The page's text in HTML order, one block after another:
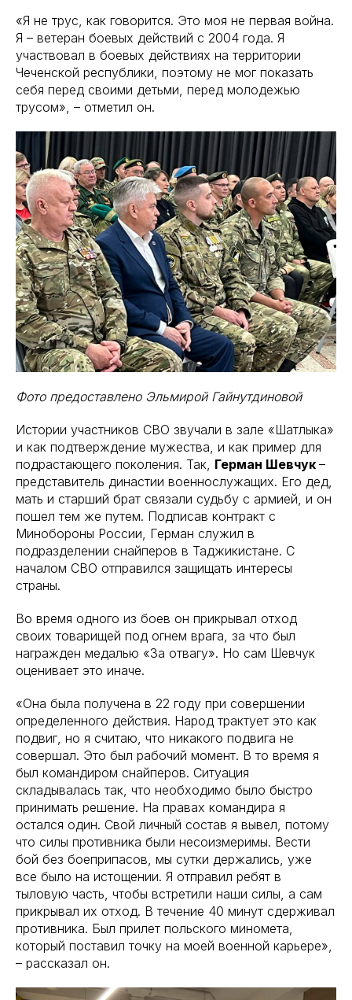
«Я не трус, как говорится. Это моя не первая война.
Я – ветеран боевых действий с 2004 года. Я
участвовал в боевых действиях на территории
Чеченской республики, поэтому не мог показать
себя перед своими детьми, перед молодежью
трусом», – отметил он.
Фото предоставлено Эльмирой Гайнутдиновой
Истории участников СВО звучали в зале «Шатлыка»
и как подтверждение мужества, и как пример для
подрастающего поколения. Так, Герман Шевчук –
представитель династии военнослужащих. Его дед,
мать и старший брат связали судьбу с армией, и он
пошел тем же путем. Подписав контракт с
Минобороны России, Герман служил в
подразделении снайперов в Таджикистане. С
началом СВО отправился защищать интересы
страны.
Во время одного из боев он прикрывал отход
своих товарищей под огнем врага, за что был
награжден медалью «За отвагу». Но сам Шевчук
оценивает это иначе.
«Она была получена в 22 году при совершении
определенного действия. Народ трактует это как
подвиг, но я считаю, что никакого подвига не
совершал. Это был рабочий момент. В то время я
был командиром снайперов. Ситуация
складывалась так, что необходимо было быстро
принимать решение. На правах командира я
остался один. Свой личный состав я вывел, потому
что силы противника были несоизмеримы. Вести
бой без боеприпасов, мы сутки держались, уже
все было на истощении. Я отправил ребят в
тыловую часть, чтобы встретили наши силы, а сам
прикрывал их отход. В течение 40 минут сдерживал
противника. Был прилет польского миномета,
который поставил точку на моей военной карьере»,
– рассказал он.